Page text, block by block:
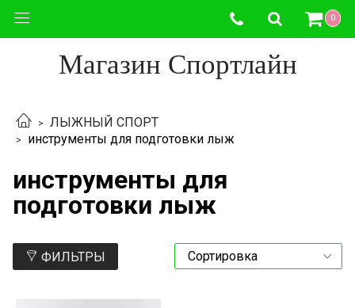
0
Магазин Спортлайн
ЛЫЖНЫЙ СПОРТ
инструменты для подготовки лыж
инструменты для
подготовки лыж
ФИЛЬТРЫ